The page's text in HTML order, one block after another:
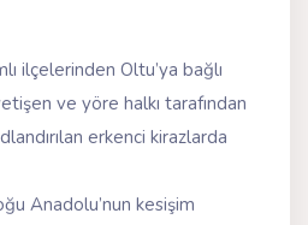
ilçelerinden Oltu’ya bağlı
ve yöre halkı tarafından
erkenci kirazlarda
Anadolu’nun kesişim